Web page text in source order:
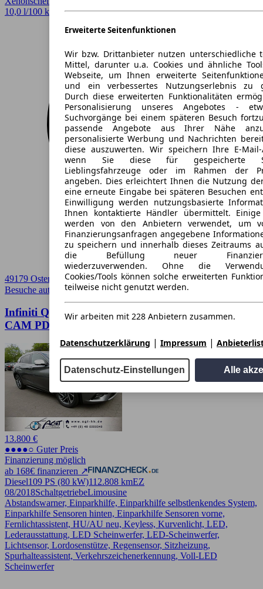
Erweiterte Seitenfunktionen
Wir bzw. Drittanbieter nutzen unterschiedliche
Mittel, darunter u.a. Cookies und ähnliche
Webseite, um Ihnen erweiterte
und ein verbessertes Nutzungserlebnis zu
Durch diese erweiterten Funktionalitäten
Personalisierung unseres Angebotes -
Suchvorgänge bei einem späteren Besuch
passende Angebote aus Ihrer Nähe
personalisierte Werbung und Nachrichten
diese auszuwerten. Wir speichern Ihre E-Mail-
wenn Sie diese für gespeicherte
Lieblingsfahrzeuge oder im Rahmen der
angeben. Dies erleichtert Ihnen die Nutzung
eine erneute Eingabe bei späteren Besuchen
Einwilligung werden nutzungsbasierte
Ihnen kontaktierte Händler übermittelt. Einige
werden von den Anbietern verwendet, um
Finanzierungsanfragen angegebene
zu speichern und innerhalb dieses Zeitraums
die Befüllung neuer
wiederzuverwenden. Ohne die
Cookies/Tools können solche erweiterten
teilweise nicht genutzt werden.
Wir arbeiten mit 228 Anbietern zusammen.
Datenschutzerklärung | Impressum |
Datenschutz-Einstellungen Alle
10,0 l/100 km (komb.)*
49179 Ostercappeln
Besuche autoscout24.de➚
Infiniti Q30 1.5d LUXE Nav LED Alcantara Keyless
CAM PDC
13.800 €
●●●●○ Guter Preis
Finanzierung möglich
ab 168€ finanzieren ↗
Diesel109 PS (80 kW)112.808 kmEZ
08/2018SchaltgetriebeLimousine
Abstandswarner, Einparkhilfe, Einparkhilfe selbstlenkendes System,
Einparkhilfe Sensoren hinten, Einparkhilfe Sensoren vorne,
Fernlichtassistent, HU/AU neu, Keyless, Kurvenlicht, LED,
Lederausstattung, LED Scheinwerfer, LED-Scheinwerfer,
Lichtsensor, Lordosenstütze, Regensensor, Sitzheizung,
Spurhalteassistent, Verkehrszeichenerkennung, Voll-LED
Scheinwerfer